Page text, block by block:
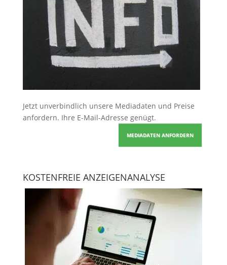
Jetzt unverbindlich unsere Mediadaten und Preise
anfordern. Ihre E-Mail-Adresse genügt.
MEDIADATEN ANFORDERN
KOSTENFREIE ANZEIGENANALYSE